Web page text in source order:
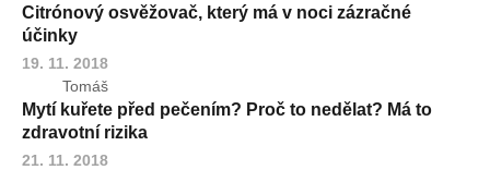
Citrónový osvěžovač, který má v noci zázračné
účinky
19. 11. 2018
Tomáš
Mytí kuřete před pečením? Proč to nedělat? Má to
zdravotní rizika
21. 11. 2018